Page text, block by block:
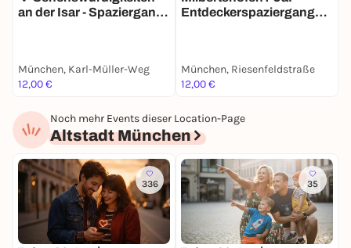
Münchens Geheimnisse: Interaktive Rätsel, die
Highlights
Was muss mitgebracht werden?
– mehr brauchst Du nicht. Den
Schatzsucherzauber, die Rätsel und das Erlebnis
organisieren wir.
Ticketpreis:Ticket für bis zu 3 Personen – 15 €
an der Isar - Spaziergang
München, Karl-Müller-Weg
12,00 €
Entdeckerspaziergang
München, Riesenfeldstraße
12,00 €
Noch mehr Events dieser Location-Page
Altstadt München
336 35